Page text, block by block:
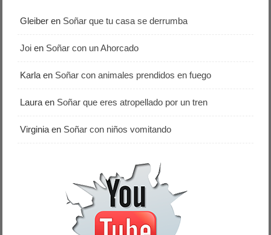
Gleiber en Soñar que tu casa se derrumba
Joi en Soñar con un Ahorcado
Karla en Soñar con animales prendidos en fuego
Laura en Soñar que eres atropellado por un tren
Virginia en Soñar con niños vomitando